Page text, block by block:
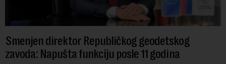
Smenjen direktor Republičkog geodetskog
zavoda: Napušta funkciju posle 11 godina